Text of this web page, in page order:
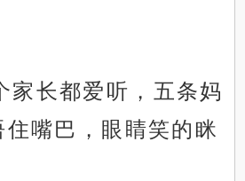
家长都爱听，五条妈
嘴巴，眼睛笑的眯